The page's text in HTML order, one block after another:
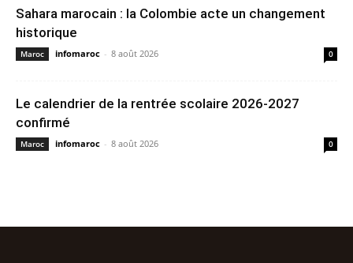
Sahara marocain : la Colombie acte un changement
historique
Maroc infomaroc - 8 août 2026 0
Le calendrier de la rentrée scolaire 2026-2027
confirmé
Maroc infomaroc - 8 août 2026 0